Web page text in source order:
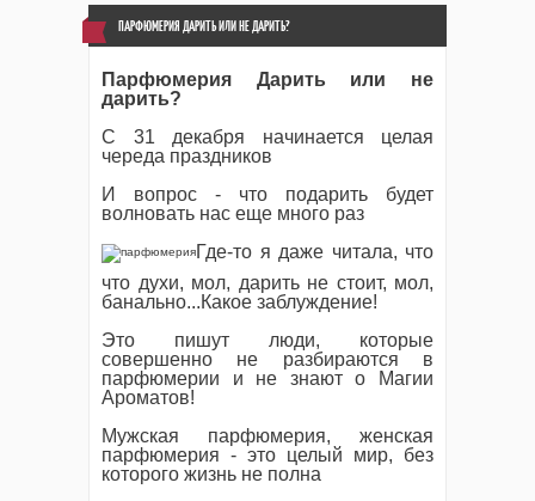
ПАРФЮМЕРИЯ ДАРИТЬ ИЛИ НЕ ДАРИТЬ?
Парфюмерия Дарить или не
дарить?
С 31 декабря начинается целая
череда праздников
И вопрос - что подарить будет
волновать нас еще много раз
Где-то я даже читала, что
что духи, мол, дарить не стоит, мол,
банально...Какое заблуждение!
Это пишут люди, которые
совершенно не разбираются в
парфюмерии и не знают о Магии
Ароматов!
Мужская парфюмерия, женская
парфюмерия - это целый мир, без
которого жизнь не полна